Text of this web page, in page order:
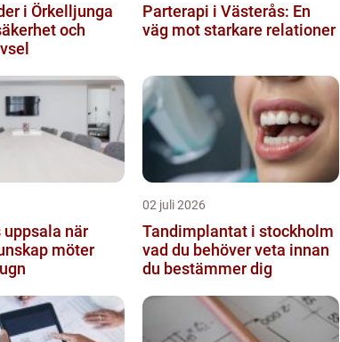
i Örkelljunga
och
Parterapi i Västerås: En
väg mot starkare relationer
när
möter
02 juli 2026
Tandimplantat i stockholm
vad du behöver veta innan
du bestämmer dig